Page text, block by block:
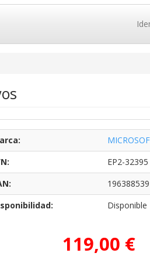
EP2-32395
Disponible
119,00 €